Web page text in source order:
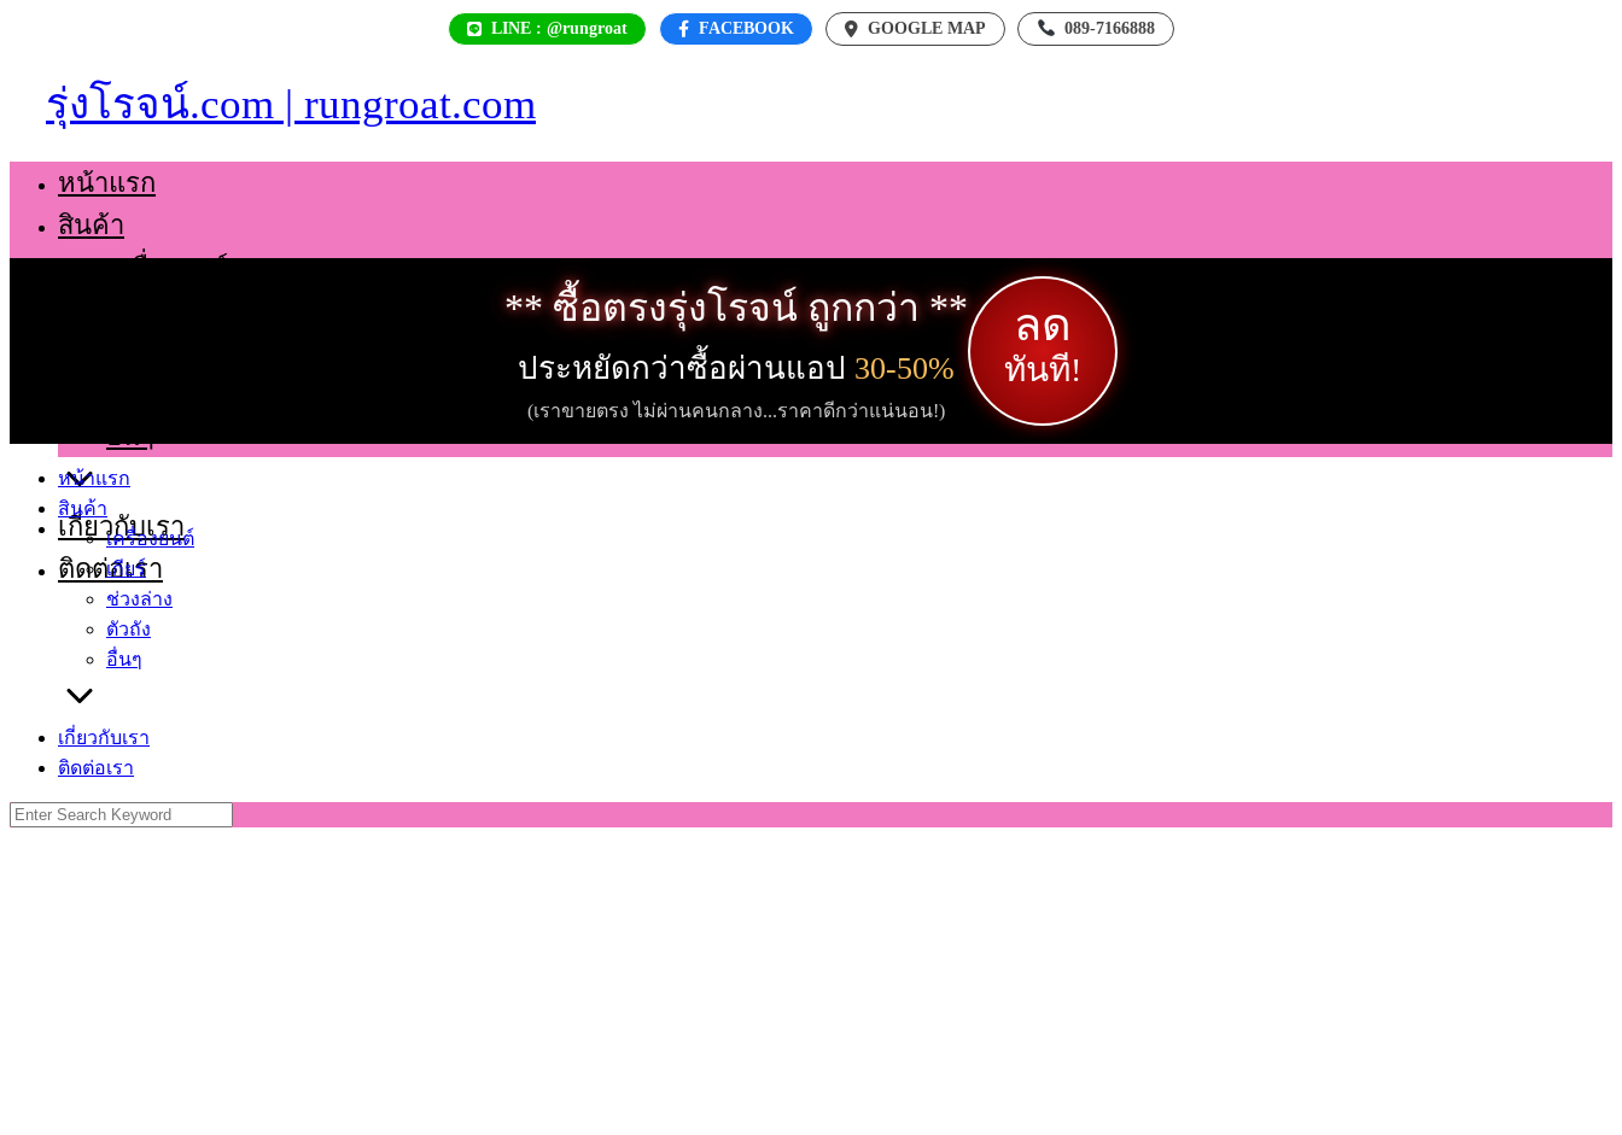
LINE : @rungroat FACEBOOK GOOGLE MAP 089-7166888
รุ่งโรจน์.com | rungroat.com
หน้าแรก
สินค้า
เครื่องยนต์
อื่นๆ
เกี่ยวกับเรา
ติดต่อเรา
** ซื้อตรงรุ่งโรจน์ ถูกกว่า **
ประหยัดกว่าซื้อผ่านแอป 30-50%
(เราขายตรง ไม่ผ่านคนกลาง...ราคาดีกว่าแน่นอน!)
ลด
ทันที!
หน้าแรก
สินค้า
เครื่องยนต์
เกียร์
ช่วงล่าง
ตัวถัง
อื่นๆ
เกี่ยวกับเรา
ติดต่อเรา
Search
for: